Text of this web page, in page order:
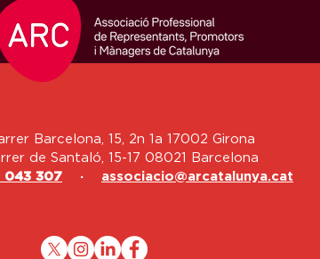
Barcelona, 15, 2n 1a 17002 Girona
de Santaló, 15-17 08021 Barcelona
043 307 · associacio@arcatalunya.cat